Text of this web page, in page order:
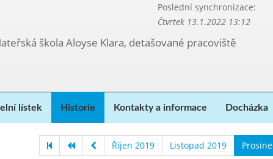
Poslední synchronizace:
Čtvrtek 13.1.2022 13:12
škola Aloyse Klara, detašované pracoviště
lístek Historie Kontakty a informace Docházka
Říjen 2019 Listopad 2019